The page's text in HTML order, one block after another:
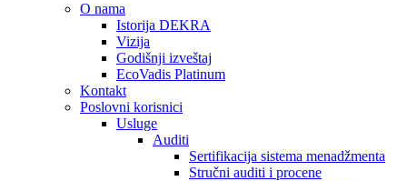
O nama
Istorija DEKRA
Vizija
Godišnji izveštaj
EcoVadis Platinum
Kontakt
Poslovni korisnici
Usluge
Auditi
Sertifikacija sistema menadžmenta
Stručni auditi i procene